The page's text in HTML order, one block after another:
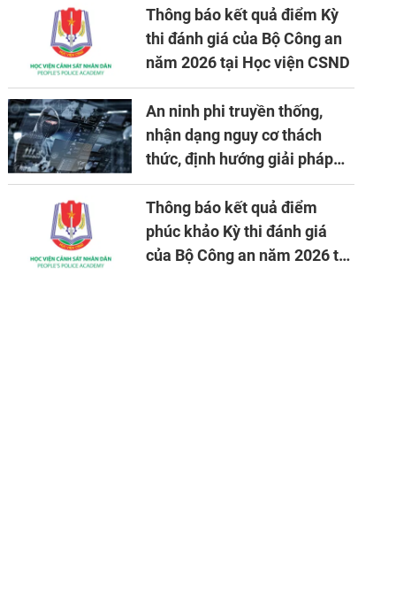
Thông báo kết quả điểm Kỳ
thi đánh giá của Bộ Công an
năm 2026 tại Học viện CSND
An ninh phi truyền thống,
nhận dạng nguy cơ thách
thức, định hướng giải pháp
đảm bảo an ninh quốc gia
trong tình hình hiện nay
Thông báo kết quả điểm
phúc khảo Kỳ thi đánh giá
của Bộ Công an năm 2026 tại